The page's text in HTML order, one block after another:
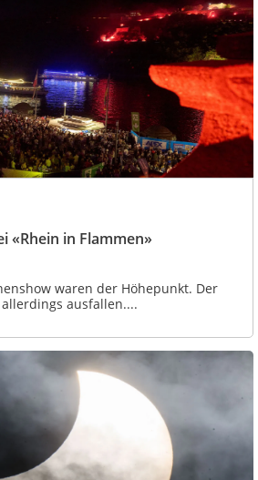
«Rhein in Flammen»
waren der Höhepunkt. Der
ausfallen....